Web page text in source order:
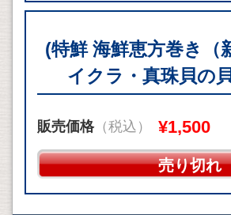
(特鮮 海鮮恵方巻き（
イクラ・真珠貝の
販売価格（税込） ¥1,500
売り切れ